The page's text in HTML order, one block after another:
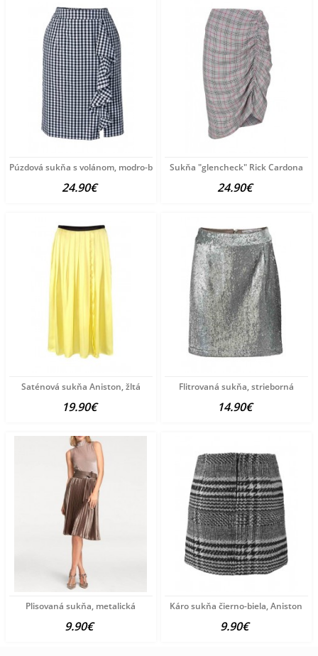
Púzdová sukňa s volánom, modro-biela
24.90€
Sukňa "glencheck" Rick Cardona
24.90€
Saténová sukňa Aniston, žltá
19.90€
Flitrovaná sukňa, strieborná
14.90€
Plisovaná sukňa, metalická
9.90€
Káro sukňa čierno-biela, Aniston
9.90€